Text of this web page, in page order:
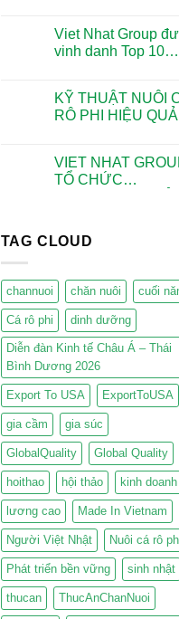
HƯNG YÊN
TẤN THỨC ĂN
CHĂN NUÔI ĐẦU
Viet Nhat Group
vinh danh Top 10
Dương 2026
KỸ THUẬT NUÔI
RÔ PHI HIỆU QUẢ
VIET NHAT
TỔ CHỨC
HUYẾT DO VI
SP Ở CÁ RÔ PHI”
TAG CLOUD
channuoi chăn nuôi cuối
Cá rô phi dinh dưỡng
Diễn đàn Kinh tế Châu Á – Thái
Bình Dương 2026
Export To USA ExportToUSA
gia cầm gia súc
GlobalQuality Global Quality
hoithao hội thảo kinh doanh
lương cao Made In Vietnam
Người Việt Nhật Nuôi cá rô
Phát triển bền vững sinh nhật
thucan ThucAnChanNuoi